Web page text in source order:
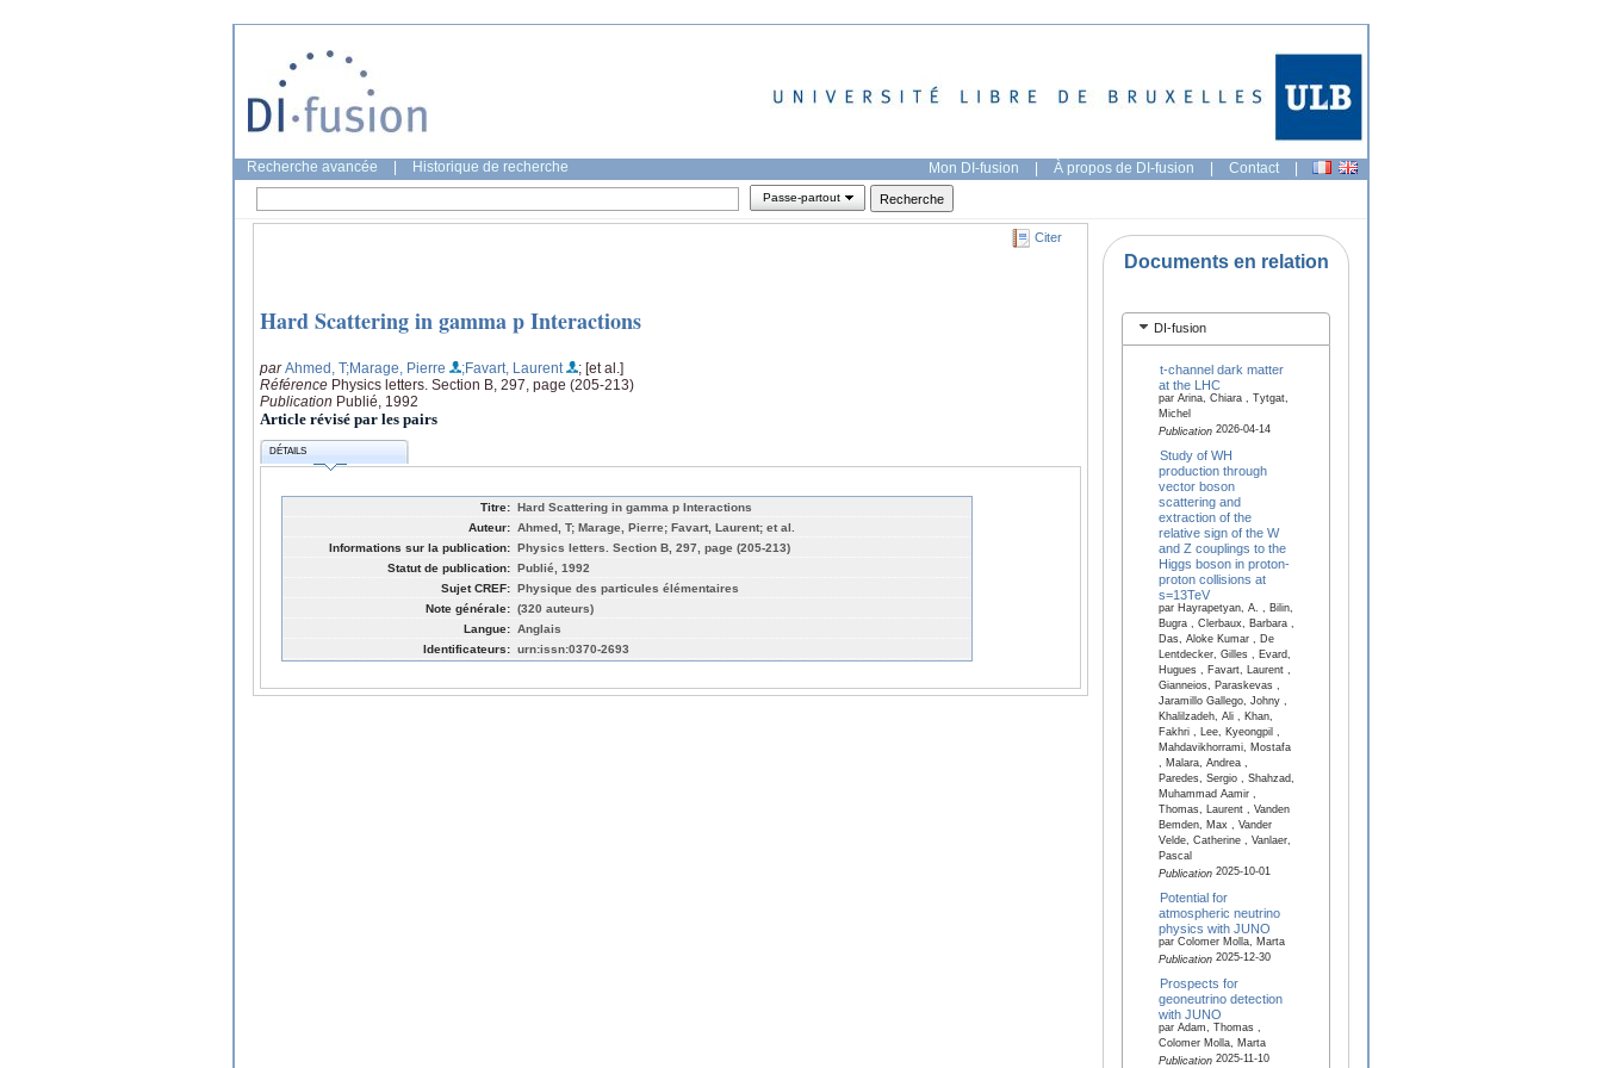
Recherche avancée Historique de recherche Mon DI-fusion | À propos de DI-fusion | Contact |
Passe-partout
Citer
Hard Scattering in gamma p Interactions
parAhmed, T;Marage, Pierre ;Favart, Laurent
; [et al.]
Référence Physics letters. Section B, 297, page (205-213)
Publication Publié, 1992
Article révisé par les pairs
DÉTAILS
Titre: Hard Scattering in gamma p Interactions
Auteur: Ahmed, T; Marage, Pierre; Favart, Laurent; et al.
Informations sur la publication: Physics letters. Section B, 297, page (205-213)
Statut de publication: Publié, 1992
Sujet CREF: Physique des particules élémentaires
Note générale: (320 auteurs)
Langue: Anglais
Identificateurs: urn:issn:0370-2693
Documents en relation
DI-fusion
t-channel dark matter
at the LHC
par Arina, Chiara , Tytgat,
Michel
Publication2026-04-14
Study of WH
production through
vector boson
scattering and
extraction of the
relative sign of the W
and Z couplings to the
Higgs boson in proton-
proton collisions at
s=13TeV
par Hayrapetyan, A. , Bilin,
Bugra , Clerbaux, Barbara ,
Das, Aloke Kumar , De
Lentdecker, Gilles , Evard,
Hugues , Favart, Laurent ,
Gianneios, Paraskevas ,
Jaramillo Gallego, Johny ,
Khalilzadeh, Ali , Khan,
Fakhri , Lee, Kyeongpil ,
Mahdavikhorrami, Mostafa
, Malara, Andrea ,
Paredes, Sergio , Shahzad,
Muhammad Aamir ,
Thomas, Laurent , Vanden
Bemden, Max , Vander
Velde, Catherine , Vanlaer,
Pascal
Publication2025-10-01
Potential for
atmospheric neutrino
physics with JUNO
par Colomer Molla, Marta
Publication2025-12-30
Prospects for
geoneutrino detection
with JUNO
par Adam, Thomas ,
Colomer Molla, Marta
Publication2025-11-10